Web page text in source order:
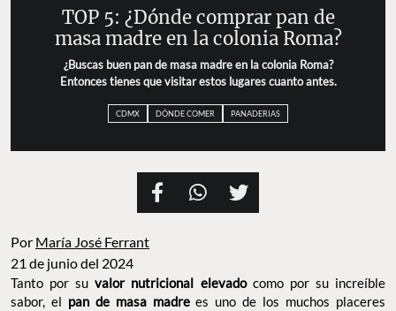
TOP 5: ¿Dónde comprar pan de
masa madre en la colonia Roma?
¿Buscas buen pan de masa madre en la colonia Roma?
Entonces tienes que visitar estos lugares cuanto antes.
CDMX DÓNDE COMER PANADERIAS
Por María José Ferrant
21 de junio del 2024
Tanto por suvalor nutricional elevado como por su increíble
sabor, el pan de masa madrees uno de los muchos placeres